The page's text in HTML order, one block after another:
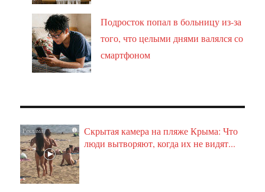
Подросток попал в больницу из-за
того, что целыми днями валялся со
смартфоном
i
Скрытая камера на пляже Крыма: Что
люди вытворяют, когда их не видят...